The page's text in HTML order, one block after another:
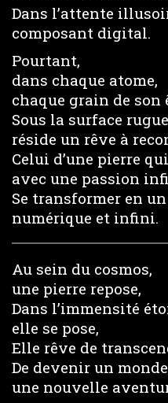
Dans l’attente
composant digital.
Pourtant,
dans chaque atome,
chaque grain de son
Sous la surface
réside un rêve à
Celui d’une pierre
avec une passion
Se transformer en
numérique et infini.
Au sein du cosmos,
une pierre repose,
Dans l’immensité
elle se pose,
Elle rêve de
De devenir un
une nouvelle